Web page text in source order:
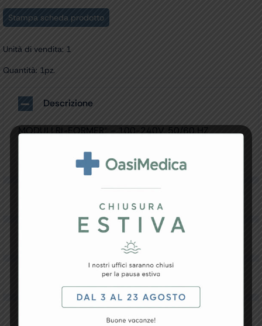
Stampa scheda prodotto
Unità di vendita: 1
Quantità: 1pz.
Descrizione
MODULI RI-FORMER® – 100-240V, 50/60 HZ
Made in Germany.